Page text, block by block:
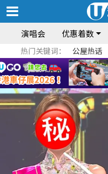
演唱会 优惠着数
热门关键词： 公屋热话